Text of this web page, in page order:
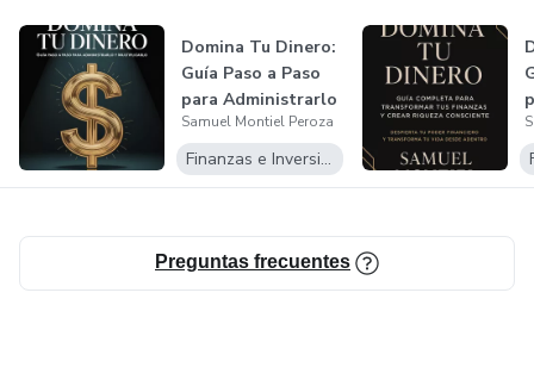
Domina Tu Dinero:
Guía Paso a Paso
para Administrarlo
y Mult...
Samuel Montiel Peroza
Finanzas e Inversiones
Preguntas frecuentes